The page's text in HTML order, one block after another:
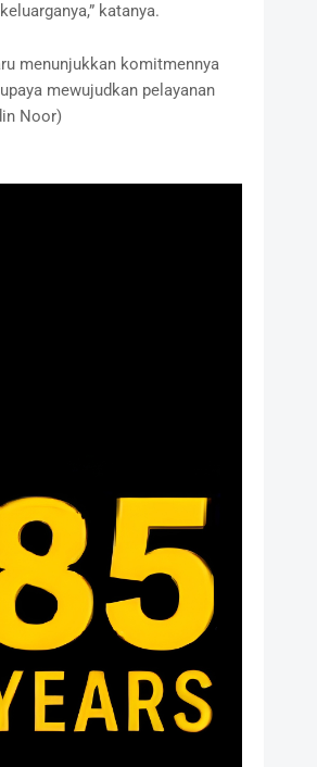
katanya.
menunjukkan komitmennya
mewujudkan pelayanan
Noor)